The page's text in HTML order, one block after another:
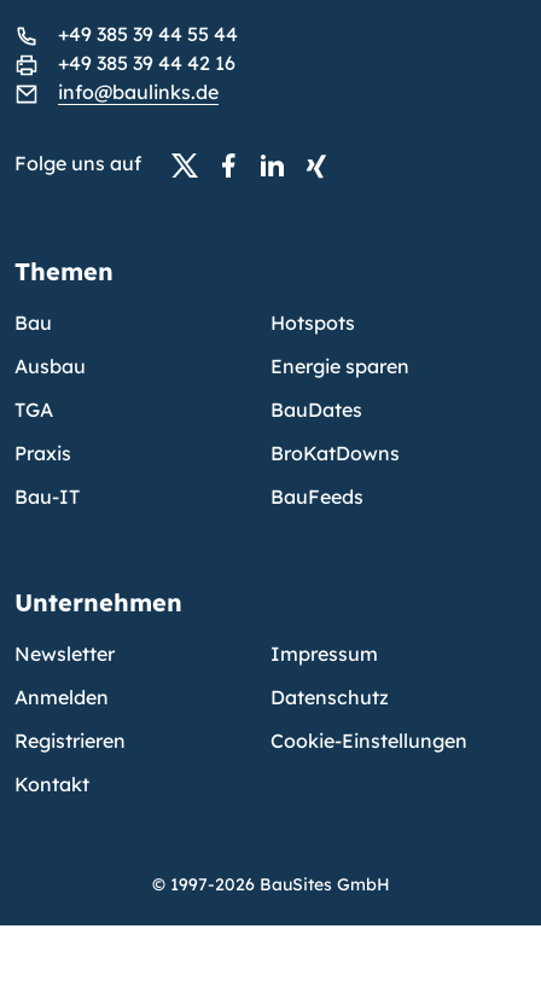
+49 385 39 44 55 44
+49 385 39 44 42 16
info@baulinks.de
Folge uns auf
Themen
Bau
Ausbau
TGA
Praxis
Bau-IT
Hotspots
Energie sparen
BauDates
BroKatDowns
BauFeeds
Unternehmen
Newsletter
Anmelden
Registrieren
Kontakt
Impressum
Datenschutz
Cookie-Einstellungen
© 1997-2026 BauSites GmbH